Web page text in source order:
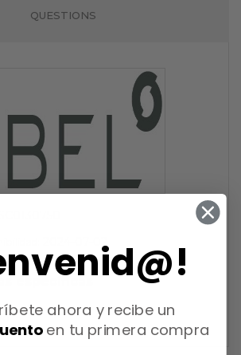
QUESTIONS
específicas
ahora y recibe un
en tu primera compra